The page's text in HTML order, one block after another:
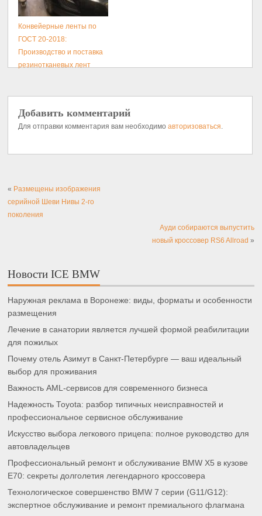
Конвейерные ленты по
ГОСТ 20-2018:
Производство и поставка
резинотканевых лент
Добавить комментарий
Для отправки комментария вам необходимоавторизоваться.
« Размещены изображения
серийной Шеви Нивы 2-го
поколения
Ауди собираются выпустить
новый кроссовер RS6 Allroad »
Новости ICE BMW
Наружная реклама в Воронеже: виды, форматы и особенности
размещения
Лечение в санатории является лучшей формой реабилитации
для пожилых
Почему отель Азимут в Санкт-Петербурге — ваш идеальный
выбор для проживания
Важность AML-сервисов для современного бизнеса
Надежность Toyota: разбор типичных неисправностей и
профессиональное сервисное обслуживание
Искусство выбора легкового прицепа: полное руководство для
автовладельцев
Профессиональный ремонт и обслуживание BMW X5 в кузове
E70: секреты долголетия легендарного кроссовера
Технологическое совершенство BMW 7 серии (G11/G12):
экспертное обслуживание и ремонт премиального флагмана